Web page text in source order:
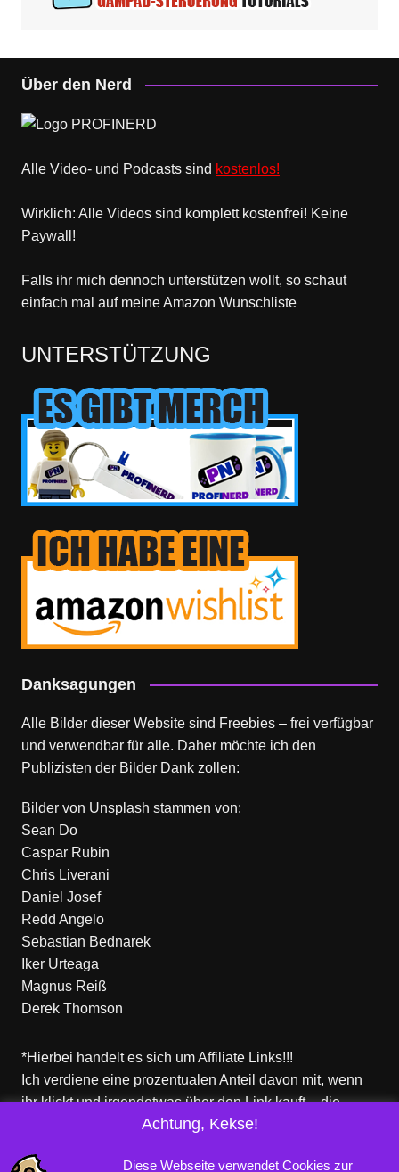
Über den Nerd
Alle Video- und Podcasts sind kostenlos!
Wirklich: Alle Videos sind komplett kostenfrei! Keine
Paywall!
Falls ihr mich dennoch unterstützen wollt, so schaut
einfach mal auf meine Amazon Wunschliste
UNTERSTÜTZUNG
Danksagungen
Alle Bilder dieser Website sind Freebies – frei verfügbar
und verwendbar für alle. Daher möchte ich den
Publizisten der Bilder Dank zollen:
Bilder von Unsplash stammen von:
Sean Do
Caspar Rubin
Chris Liverani
Daniel Josef
Redd Angelo
Sebastian Bednarek
Iker Urteaga
Magnus Reiß
Derek Thomson
*Hierbei handelt es sich um Affiliate Links!!!
Ich verdiene eine prozentualen Anteil davon mit, wenn
ihr klickt und irgendetwas über den Link kauft – die
Produkte dort sind aber nicht von mir!
Achtung, Kekse!
Diese Webseite verwendet Cookies zur